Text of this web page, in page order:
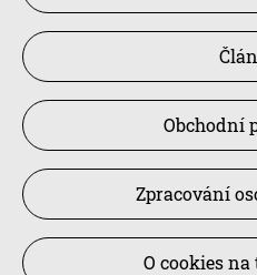
Obchodní
Zpracování
O cookies